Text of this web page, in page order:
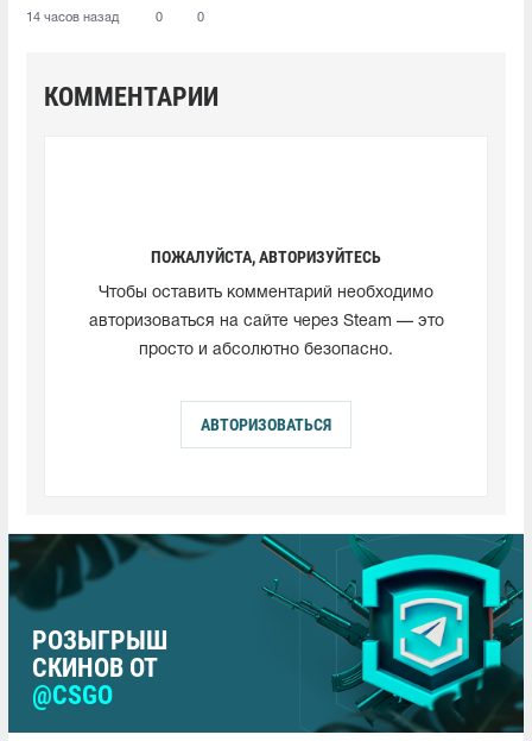
14 часов назад 0 0
КОММЕНТАРИИ
ПОЖАЛУЙСТА, АВТОРИЗУЙТЕСЬ
Чтобы оставить комментарий необходимо
авторизоваться на сайте через Steam — это
просто и абсолютно безопасно.
АВТОРИЗОВАТЬСЯ
РОЗЫГРЫШ
СКИНОВ ОТ
@CSGO